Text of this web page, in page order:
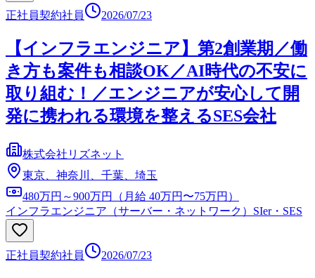
正社員契約社員 2026/07/23
【インフラエンジニア】第2創業期／働
き方も案件も相談OK／AI時代の不安に
取り組む！／エンジニアが安心して開
発に携われる環境を整えるSES会社
株式会社リズネット
東京、神奈川、千葉、埼玉
480万円～900万円（月給 40万円〜75万円）
インフラエンジニア（サーバー・ネットワーク） SIer・SES
正社員契約社員 2026/07/23